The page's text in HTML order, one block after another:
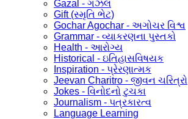
Gazal - ગઝલ
Gift (સ્મૃતિ ભેટ)
Gochar Agochar - અગોચર વિશ્વ
Grammar - વ્યાકરણના પુસ્તકો
Health - આરોગ્ય
Historical - ઇતિહાસવિષયક
Inspiration - પ્રેરણાત્મક
Jeevan Charitro - જીવન ચરિત્રો
Jokes - વિનોદનો ટુચકા
Journalism - પત્રકારત્વ
Language Learning